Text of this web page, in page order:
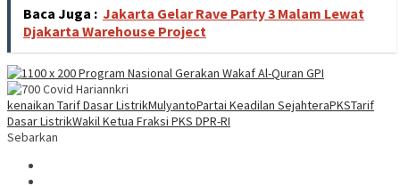
Baca Juga : Jakarta Gelar Rave Party 3 Malam Lewat
Djakarta Warehouse Project
kenaikan Tarif Dasar ListrikMulyantoPartai Keadilan SejahteraPKSTarif
Dasar ListrikWakil Ketua Fraksi PKS DPR-RI
Sebarkan